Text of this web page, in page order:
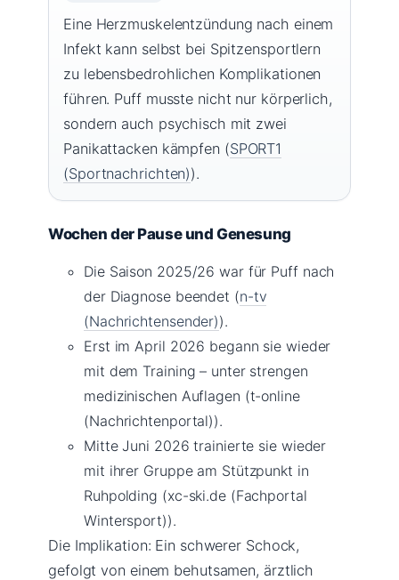
Eine Herzmuskelentzündung nach einem
Infekt kann selbst bei Spitzensportlern
zu lebensbedrohlichen Komplikationen
führen. Puff musste nicht nur körperlich,
sondern auch psychisch mit zwei
Panikattacken kämpfen (SPORT1
(Sportnachrichten)).
Wochen der Pause und Genesung
Die Saison 2025/26 war für Puff nach
der Diagnose beendet (n-tv
(Nachrichtensender)).
Erst im April 2026 begann sie wieder
mit dem Training – unter strengen
medizinischen Auflagen (t-online
(Nachrichtenportal)).
Mitte Juni 2026 trainierte sie wieder
mit ihrer Gruppe am Stützpunkt in
Ruhpolding (xc-ski.de (Fachportal
Wintersport)).
Die Implikation: Ein schwerer Schock,
gefolgt von einem behutsamen, ärztlich